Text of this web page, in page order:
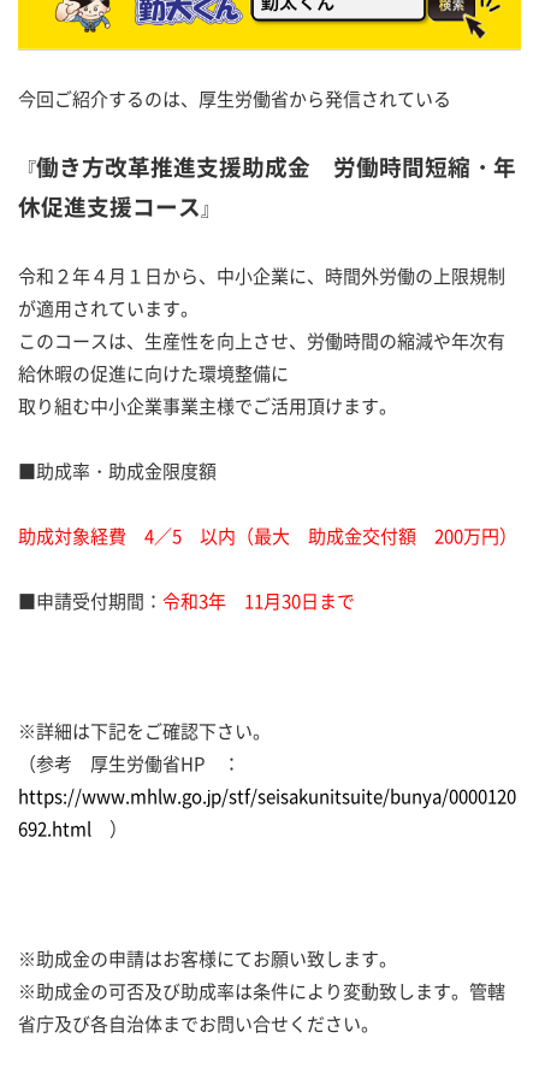
今回ご紹介するのは、厚生労働省から発信されている
『働き方改革推進支援助成金 労働時間短縮・年
休促進支援コース 』
令和２年４月１日から、中小企業に、時間外労働の上限規制
が適用されています。
このコースは、生産性を向上させ、労働時間の縮減や年次有
給休暇の促進に向けた環境整備に
取り組む中小企業事業主様でご活用頂けます。
■助成率・助成金限度額
助成対象経費 4／5 以内（最大 助成金交付額 200万円）
■申請受付期間： 令和3年 11月30日まで
※詳細は下記をご確認下さい。
（参考 厚生労働省HP ：
https://www.mhlw.go.jp/stf/seisakunitsuite/bunya/0000120
692.html
）
※助成金の申請はお客様にてお願い致します。
※助成金の可否及び助成率は条件により変動致します。管轄
省庁及び各自治体までお問い合せください。